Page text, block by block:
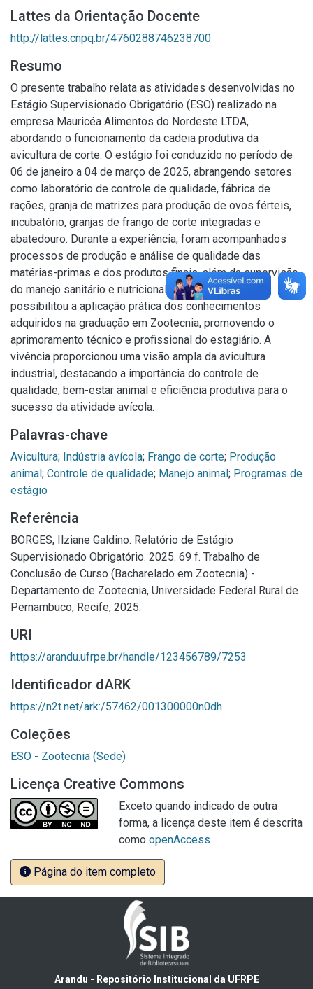
Lattes da Orientação Docente
http://lattes.cnpq.br/4760288746238700
Resumo
O presente trabalho relata as atividades desenvolvidas no
Estágio Supervisionado Obrigatório (ESO) realizado na
empresa Mauricéa Alimentos do Nordeste LTDA,
abordando o funcionamento da cadeia produtiva da
avicultura de corte. O estágio foi conduzido no período de
06 de janeiro a 04 de março de 2025, abrangendo setores
como laboratório de controle de qualidade, fábrica de
rações, granja de matrizes para produção de ovos férteis,
incubatório, granjas de frango de corte integradas e
abatedouro. Durante a experiência, foram acompanhados
processos de produção e análise de qualidade das
matérias-primas e dos produtos finais, além da supervisão
do manejo sanitário e nutricional das aves. O estágio
possibilitou a aplicação prática dos conhecimentos
adquiridos na graduação em Zootecnia, promovendo o
aprimoramento técnico e profissional do estagiário. A
vivência proporcionou uma visão ampla da avicultura
industrial, destacando a importância do controle de
qualidade, bem-estar animal e eficiência produtiva para o
sucesso da atividade avícola.
Palavras-chave
Avicultura; Indústria avícola; Frango de corte; Produção
animal; Controle de qualidade; Manejo animal; Programas de
estágio
Referência
BORGES, Ilziane Galdino. Relatório de Estágio
Supervisionado Obrigatório. 2025. 69 f. Trabalho de
Conclusão de Curso (Bacharelado em Zootecnia) -
Departamento de Zootecnia, Universidade Federal Rural de
Pernambuco, Recife, 2025.
URI
https://arandu.ufrpe.br/handle/123456789/7253
Identificador dARK
https://n2t.net/ark:/57462/001300000n0dh
Coleções
ESO - Zootecnia (Sede)
Licença Creative Commons
Exceto quando indicado de outra
forma, a licença deste item é descrita
como openAccess
Página do item completo
Arandu - Repositório Institucional da UFRPE